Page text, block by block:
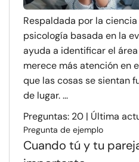
Respaldada por la
psicología basada en la
ayuda a identificar el
merece más atención en
que las cosas se sientan
de lugar. ...
Preguntas: 20 | Última
Pregunta de ejemplo
Cuando tú y tu